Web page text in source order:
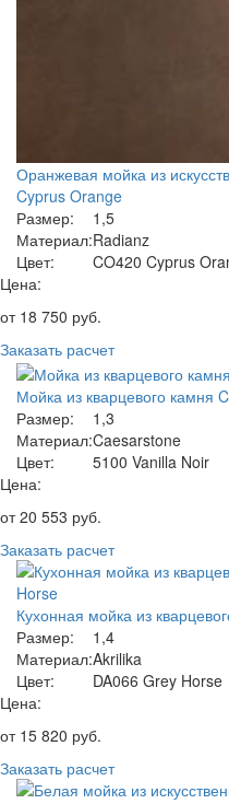
Оранжевая мойка из
Cyprus Orange
Размер:
1,5
Материал:Radianz
Цвет:
CO420 Cyprus
Цена:
от 18 750 руб.
Заказать расчет
Мойка из кварцевого камня
Размер:
1,3
Материал:Caesarstone
Цвет:
5100 Vanilla Noir
Цена:
от20 553 руб.
Заказать расчет
Кухонная мойка из
Размер:
1,4
Материал:Akrilika
Цвет:
DA066 Grey Horse
Цена:
от 15 820 руб.
Заказать расчет